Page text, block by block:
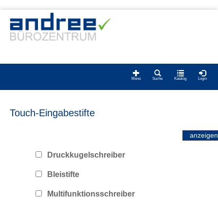
Login
Katalog
Suche
Menü
Touch-Eingabestifte
Druckkugelschreiber
Bleistifte
Multifunktionsschreiber